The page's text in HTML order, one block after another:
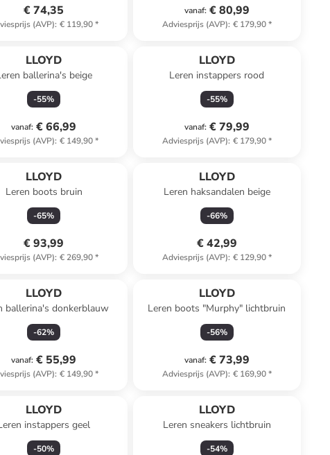
€ 74,35
(AVP): € 119,90*
vanaf: € 80,99
Adviesprijs (AVP): € 179,90*
LLOYD
ballerina's beige
-55%
vanaf: € 66,99
(AVP): € 149,90*
LLOYD
Leren instappers rood
-55%
vanaf: € 79,99
Adviesprijs (AVP): € 179,90*
LLOYD
Leren boots bruin
-65%
€ 93,99
(AVP): € 269,90*
LLOYD
Leren haksandalen beige
-66%
€ 42,99
Adviesprijs (AVP): € 129,90*
LLOYD
ballerina's donkerblauw
-62%
vanaf: € 55,99
(AVP): € 149,90*
LLOYD
Leren boots "Murphy" lichtbruin
-56%
vanaf: € 73,99
Adviesprijs (AVP): € 169,90*
LLOYD
instappers geel
-50%
LLOYD
Leren sneakers lichtbruin
-54%